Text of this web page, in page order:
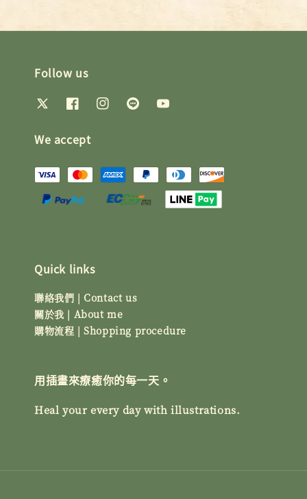
Follow us
We accept
Quick links
聯絡我們 | Contact us
關於我 | About me
購物流程 | Shopping procedure
用插畫來療癒你的每一天。
Heal your every day with illustrations.